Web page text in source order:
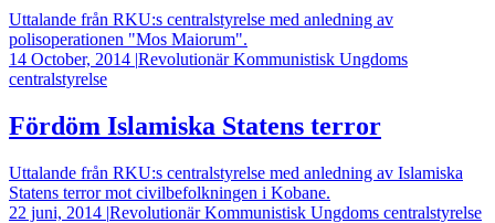
Uttalande från RKU:s centralstyrelse med anledning av
polisoperationen "Mos Maiorum".
14 October, 2014 |Revolutionär Kommunistisk Ungdoms
centralstyrelse
Fördöm Islamiska Statens terror
Uttalande från RKU:s centralstyrelse med anledning av Islamiska
Statens terror mot civilbefolkningen i Kobane.
22 juni, 2014 |Revolutionär Kommunistisk Ungdoms centralstyrelse